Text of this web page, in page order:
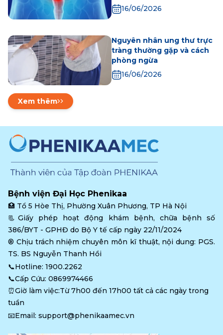
16/06/2026
Nguyên nhân ung thư trực
tràng thường gặp và cách
phòng ngừa
16/06/2026
Xem thêm
Bệnh viện Đại Học Phenikaa
🏥 Tổ 5 Hòe Thị, Phường Xuân Phương, TP Hà Nội
📃Giấy phép hoạt động khám bệnh, chữa bệnh số
386/BYT - GPHĐ do Bộ Y tế cấp ngày 22/11/2024
®️ Chịu trách nhiệm chuyên môn kĩ thuật, nội dung: PGS.
TS. BS Nguyễn Thanh Hồi
📞Hotline: 1900.2262
📞Cấp Cứu: 0869974466
⏰Giờ làm việc:Từ 7h00 đến 17h00 tất cả các ngày trong
tuần
📧Email: support@phenikaamec.vn